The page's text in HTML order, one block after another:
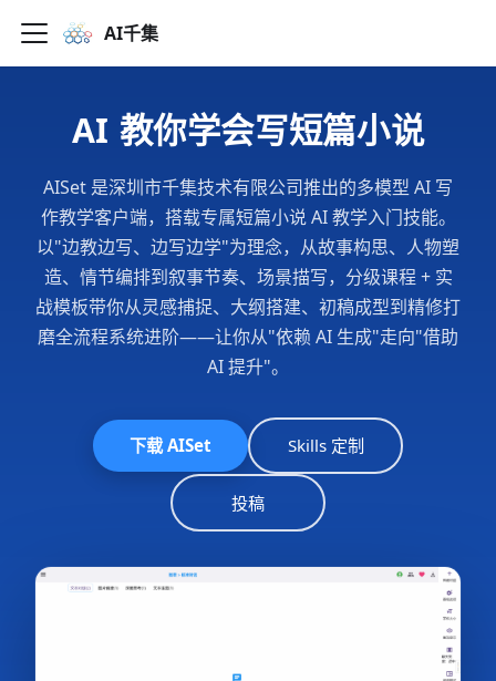
AI千集
AI 教你学会写短篇小说
AISet 是深圳市千集技术有限公司推出的多模型 AI 写
作教学客户端，搭载专属短篇小说 AI 教学入门技能。
以"边教边写、边写边学"为理念，从故事构思、人物塑
造、情节编排到叙事节奏、场景描写，分级课程 + 实
战模板带你从灵感捕捉、大纲搭建、初稿成型到精修打
磨全流程系统进阶——让你从"依赖 AI 生成"走向"借助
AI 提升"。
下载 AISet Skills 定制
投稿